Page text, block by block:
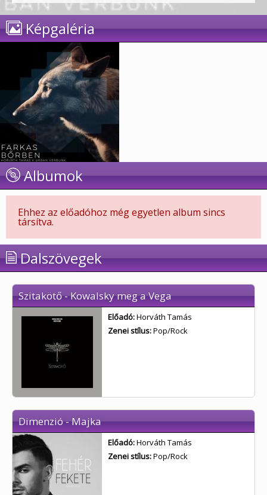
Képgaléria
Albumok
Ehhez az előadóhoz még egyetlen album sincs
társítva.
Dalszövegek
Szitakötő - Kowalsky meg a Vega
Előadó:Horváth Tamás
Zenei stílus:Pop/Rock
Dimenzió - Majka
Előadó:Horváth Tamás
Zenei stílus:Pop/Rock